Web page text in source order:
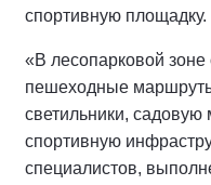
спортивную площадку.
«В лесопарковой
пешеходные
светильники, садовую
спортивную
специалистов,